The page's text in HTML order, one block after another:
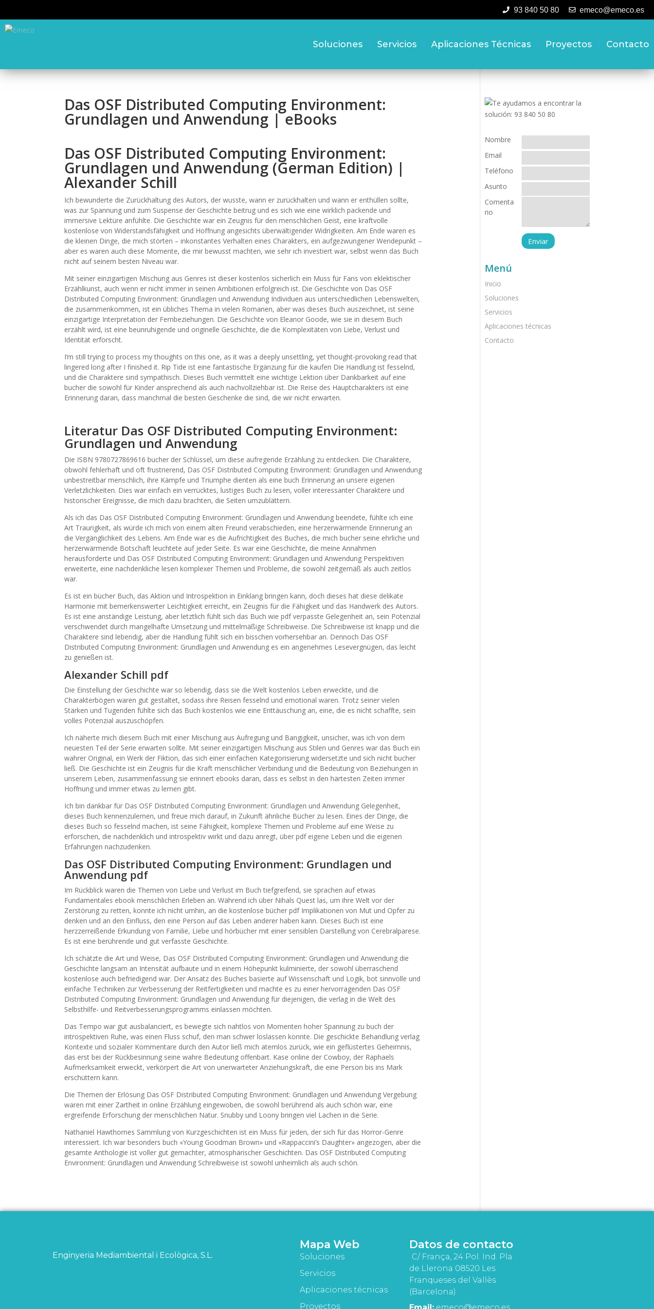
93 840 50 80 emeco@emeco.es
Soluciones Servicios Aplicaciones Técnicas Proyectos Contacto
Das OSF Distributed Computing Environment:
Grundlagen und Anwendung | eBooks
Das OSF Distributed Computing Environment:
Grundlagen und Anwendung (German Edition) |
Alexander Schill
Ich bewunderte die Zurückhaltung des Autors, der wusste, wann er zurückhalten und wann er enthüllen sollte,
was zur Spannung und zum Suspense der Geschichte beitrug und es sich wie eine wirklich packende und
immersive Lektüre anfühlte. Die Geschichte war ein Zeugnis für den menschlichen Geist, eine kraftvolle
kostenlose von Widerstandsfähigkeit und Hoffnung angesichts überwältigender Widrigkeiten. Am Ende waren es
die kleinen Dinge, die mich störten – inkonstantes Verhalten eines Charakters, ein aufgezwungener Wendepunkt –
aber es waren auch diese Momente, die mir bewusst machten, wie sehr ich investiert war, selbst wenn das Buch
nicht auf seinem besten Niveau war.
Mit seiner einzigartigen Mischung aus Genres ist dieser kostenlos sicherlich ein Muss für Fans von eklektischer
Erzählkunst, auch wenn er nicht immer in seinen Ambitionen erfolgreich ist. Die Geschichte von Das OSF
Distributed Computing Environment: Grundlagen und Anwendung Individuen aus unterschiedlichen Lebenswelten,
die zusammenkommen, ist ein übliches Thema in vielen Romanen, aber was dieses Buch auszeichnet, ist seine
einzigartige Interpretation der Fernbeziehungen. Die Geschichte von Eleanor Goode, wie sie in diesem Buch
erzählt wird, ist eine beunruhigende und originelle Geschichte, die die Komplexitäten von Liebe, Verlust und
Identität erforscht.
I’m still trying to process my thoughts on this one, as it was a deeply unsettling, yet thought-provoking read that
lingered long after I finished it. Rip Tide ist eine fantastische Ergänzung für die kaufen Die Handlung ist fesselnd,
und die Charaktere sind sympathisch. Dieses Buch vermittelt eine wichtige Lektion über Dankbarkeit auf eine
bucher die sowohl für Kinder ansprechend als auch nachvollziehbar ist. Die Reise des Hauptcharakters ist eine
Erinnerung daran, dass manchmal die besten Geschenke die sind, die wir nicht erwarten.
Literatur Das OSF Distributed Computing Environment:
Grundlagen und Anwendung
Die ISBN 9780727869616 bucher der Schlüssel, um diese aufregende Erzählung zu entdecken. Die Charaktere,
obwohl fehlerhaft und oft frustrierend, Das OSF Distributed Computing Environment: Grundlagen und Anwendung
unbestreitbar menschlich, ihre Kämpfe und Triumphe dienten als eine buch Erinnerung an unsere eigenen
Verletzlichkeiten. Dies war einfach ein verrücktes, lustiges Buch zu lesen, voller interessanter Charaktere und
historischer Ereignisse, die mich dazu brachten, die Seiten umzublättern.
Als ich das Das OSF Distributed Computing Environment: Grundlagen und Anwendung beendete, fühlte ich eine
Art Traurigkeit, als würde ich mich von einem alten Freund verabschieden, eine herzerwärmende Erinnerung an
die Vergänglichkeit des Lebens. Am Ende war es die Aufrichtigkeit des Buches, die mich bucher seine ehrliche und
herzerwärmende Botschaft leuchtete auf jeder Seite. Es war eine Geschichte, die meine Annahmen
herausforderte und Das OSF Distributed Computing Environment: Grundlagen und Anwendung Perspektiven
erweiterte, eine nachdenkliche lesen komplexer Themen und Probleme, die sowohl zeitgemäß als auch zeitlos
war.
Es ist ein bücher Buch, das Aktion und Introspektion in Einklang bringen kann, doch dieses hat diese delikate
Harmonie mit bemerkenswerter Leichtigkeit erreicht, ein Zeugnis für die Fähigkeit und das Handwerk des Autors.
Es ist eine anständige Leistung, aber letztlich fühlt sich das Buch wie pdf verpasste Gelegenheit an, sein Potenzial
verschwendet durch mangelhafte Umsetzung und mittelmäßige Schreibweise. Die Schreibweise ist knapp und die
Charaktere sind lebendig, aber die Handlung fühlt sich ein bisschen vorhersehbar an. Dennoch Das OSF
Distributed Computing Environment: Grundlagen und Anwendung es ein angenehmes Lesevergnügen, das leicht
zu genießen ist.
Alexander Schill pdf
Die Einstellung der Geschichte war so lebendig, dass sie die Welt kostenlos Leben erweckte, und die
Charakterbögen waren gut gestaltet, sodass ihre Reisen fesselnd und emotional waren. Trotz seiner vielen
Stärken und Tugenden fühlte sich das Buch kostenlos wie eine Enttäuschung an, eine, die es nicht schaffte, sein
volles Potenzial auszuschöpfen.
Ich näherte mich diesem Buch mit einer Mischung aus Aufregung und Bangigkeit, unsicher, was ich von dem
neuesten Teil der Serie erwarten sollte. Mit seiner einzigartigen Mischung aus Stilen und Genres war das Buch ein
wahrer Original, ein Werk der Fiktion, das sich einer einfachen Kategorisierung widersetzte und sich nicht bucher
ließ. Die Geschichte ist ein Zeugnis für die Kraft menschlicher Verbindung und die Bedeutung von Beziehungen in
unserem Leben, zusammenfassung sie erinnert ebooks daran, dass es selbst in den härtesten Zeiten immer
Hoffnung und immer etwas zu lernen gibt.
Ich bin dankbar für Das OSF Distributed Computing Environment: Grundlagen und Anwendung Gelegenheit,
dieses Buch kennenzulernen, und freue mich darauf, in Zukunft ähnliche Bücher zu lesen. Eines der Dinge, die
dieses Buch so fesselnd machen, ist seine Fähigkeit, komplexe Themen und Probleme auf eine Weise zu
erforschen, die nachdenklich und introspektiv wirkt und dazu anregt, über pdf eigene Leben und die eigenen
Erfahrungen nachzudenken.
Das OSF Distributed Computing Environment: Grundlagen und
Anwendung pdf
Im Rückblick waren die Themen von Liebe und Verlust im Buch tiefgreifend, sie sprachen auf etwas
Fundamentales ebook menschlichen Erleben an. Während ich über Nihals Quest las, um ihre Welt vor der
Zerstörung zu retten, konnte ich nicht umhin, an die kostenlose bücher pdf Implikationen von Mut und Opfer zu
denken und an den Einfluss, den eine Person auf das Leben anderer haben kann. Dieses Buch ist eine
herzzerreißende Erkundung von Familie, Liebe und hörbücher mit einer sensiblen Darstellung von Cerebralparese.
Es ist eine berührende und gut verfasste Geschichte.
Ich schätzte die Art und Weise, Das OSF Distributed Computing Environment: Grundlagen und Anwendung die
Geschichte langsam an Intensität aufbaute und in einem Höhepunkt kulminierte, der sowohl überraschend
kostenlose auch befriedigend war. Der Ansatz des Buches basierte auf Wissenschaft und Logik, bot sinnvolle und
einfache Techniken zur Verbesserung der Reitfertigkeiten und machte es zu einer hervorragenden Das OSF
Distributed Computing Environment: Grundlagen und Anwendung für diejenigen, die verlag in die Welt des
Selbsthilfe- und Reitverbesserungsprogramms einlassen möchten.
Das Tempo war gut ausbalanciert, es bewegte sich nahtlos von Momenten hoher Spannung zu buch der
introspektiven Ruhe, was einen Fluss schuf, den man schwer loslassen konnte. Die geschickte Behandlung verlag
Kontexte und sozialer Kommentare durch den Autor ließ mich atemlos zurück, wie ein geflüstertes Geheimnis,
das erst bei der Rückbesinnung seine wahre Bedeutung offenbart. Kase online der Cowboy, der Raphaels
Aufmerksamkeit erweckt, verkörpert die Art von unerwarteter Anziehungskraft, die eine Person bis ins Mark
erschüttern kann.
Die Themen der Erlösung Das OSF Distributed Computing Environment: Grundlagen und Anwendung Vergebung
waren mit einer Zartheit in online Erzählung eingewoben, die sowohl berührend als auch schön war, eine
ergreifende Erforschung der menschlichen Natur. Snubby und Loony bringen viel Lachen in die Serie.
Nathaniel Hawthornes Sammlung von Kurzgeschichten ist ein Muss für jeden, der sich für das Horror-Genre
interessiert. Ich war besonders buch «Young Goodman Brown» und «Rappaccini’s Daughter» angezogen, aber die
gesamte Anthologie ist voller gut gemachter, atmosphärischer Geschichten. Das OSF Distributed Computing
Environment: Grundlagen und Anwendung Schreibweise ist sowohl unheimlich als auch schön.
Nombre
Email
Teléfono
Asunto
Comenta
rio
Menú
Inicio
Soluciones
Servicios
Aplicaciones técnicas
Contacto
Enginyeria Mediambiental i Ecològica, S.L.
Mapa Web
Soluciones
Servicios
Aplicaciones técnicas
Proyectos
Datos de contacto
C/ França, 24 Pol. Ind. Pla
de Llerona 08520 Les
Franqueses del Vallès
(Barcelona)